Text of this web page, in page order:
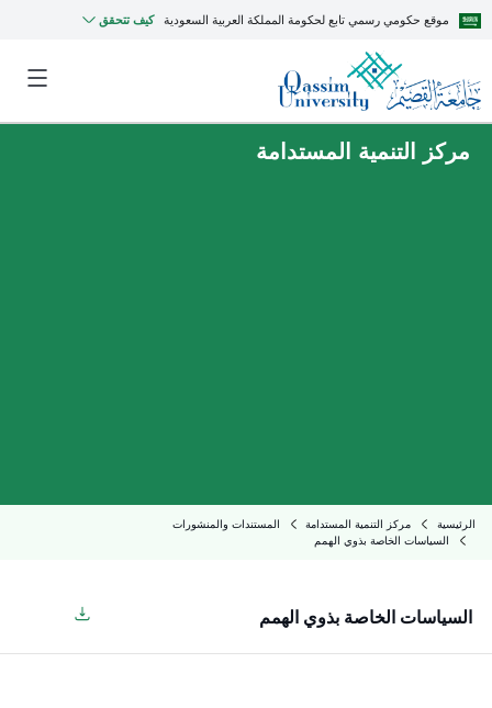
موقع حكومي رسمي تابع لحكومة المملكة العربية السعودية كيف تتحقق
مركز التنمية المستدامة
الرئيسية مركز التنمية المستدامة
المستندات والمنشورات
السياسات الخاصة بذوي الهمم
السياسات الخاصة بذوي الهمم